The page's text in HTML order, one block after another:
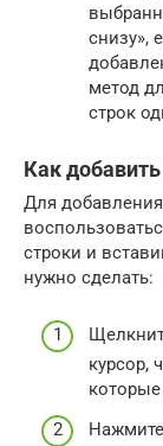
снизу»,
метод
строк
Как
Для
строки и
нужно сделать:
курсор,